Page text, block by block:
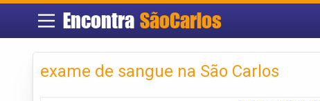
Encontra SãoCarlos
exame de sangue na São Carlos